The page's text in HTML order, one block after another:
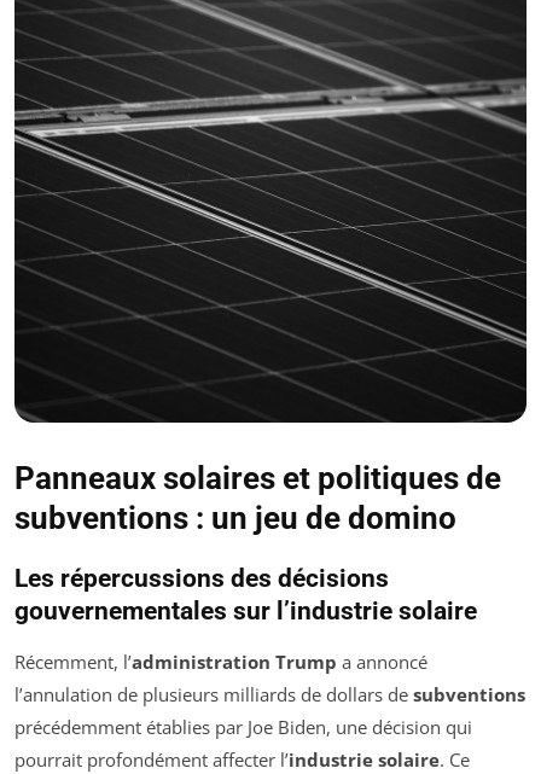
Panneaux solaires et politiques de
subventions : un jeu de domino
Les répercussions des décisions
gouvernementales sur l’industrie solaire
Récemment, l’administration Trump a annoncé
l’annulation de plusieurs milliards de dollars de subventions
précédemment établies par Joe Biden, une décision qui
pourrait profondément affecter l’industrie solaire. Ce